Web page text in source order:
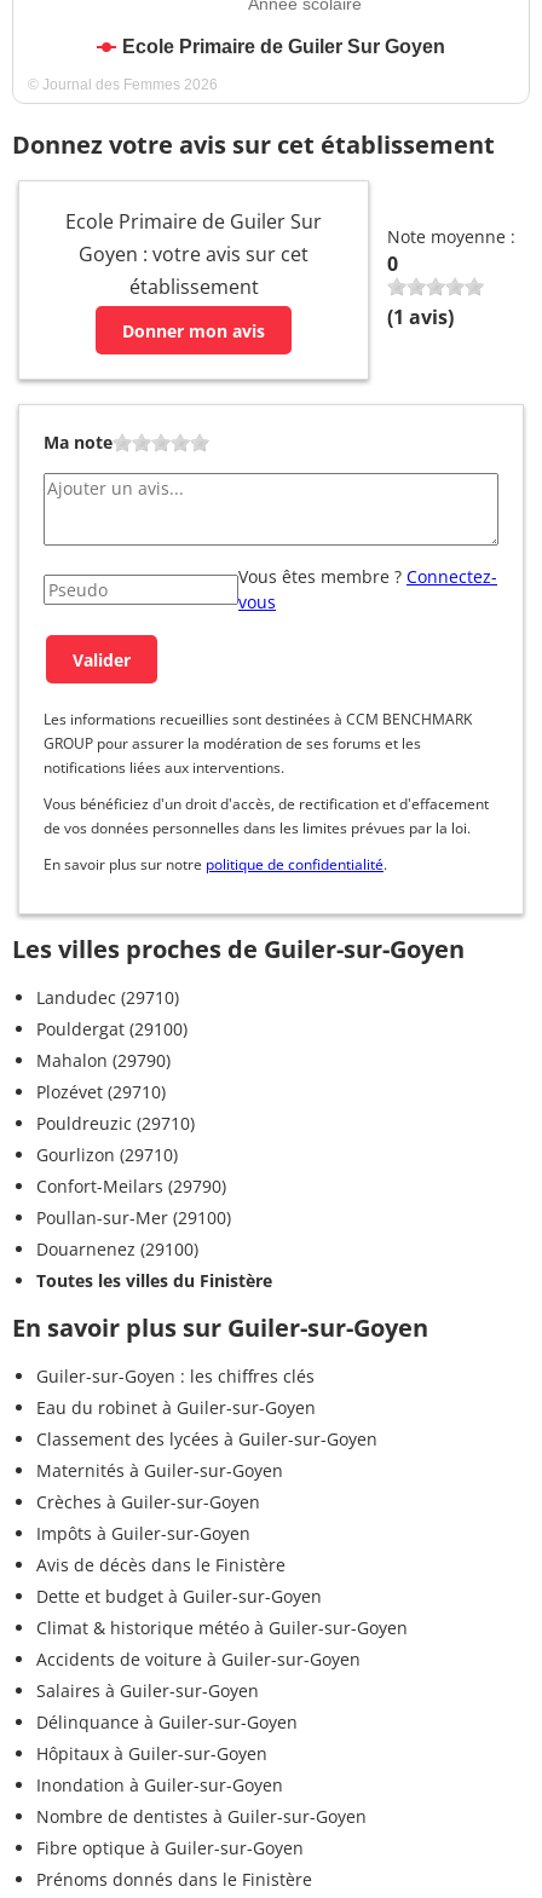
Année scolaire
Ecole Primaire de Guiler Sur Goyen
© Journal des Femmes 2026
Donnez votre avis sur cet établissement
Ecole Primaire de Guiler Sur
Goyen : votre avis sur cet
établissement
Donner mon avis
Note moyenne :
0
(1 avis)
Ma note
Vous êtes membre ? Connectez-
vous
Les informations recueillies sont destinées à CCM BENCHMARK
GROUP pour assurer la modération de ses forums et les
notifications liées aux interventions.
Vous bénéficiez d'un droit d'accès, de rectification et d'effacement
de vos données personnelles dans les limites prévues par la loi.
En savoir plus sur notre politique de confidentialité.
Les villes proches de Guiler-sur-Goyen
Landudec (29710)
Pouldergat (29100)
Mahalon (29790)
Plozévet (29710)
Pouldreuzic (29710)
Gourlizon (29710)
Confort-Meilars (29790)
Poullan-sur-Mer (29100)
Douarnenez (29100)
Toutes les villes du Finistère
En savoir plus sur Guiler-sur-Goyen
Guiler-sur-Goyen : les chiffres clés
Eau du robinet à Guiler-sur-Goyen
Classement des lycées à Guiler-sur-Goyen
Maternités à Guiler-sur-Goyen
Crèches à Guiler-sur-Goyen
Impôts à Guiler-sur-Goyen
Avis de décès dans le Finistère
Dette et budget à Guiler-sur-Goyen
Climat & historique météo à Guiler-sur-Goyen
Accidents de voiture à Guiler-sur-Goyen
Salaires à Guiler-sur-Goyen
Délinquance à Guiler-sur-Goyen
Hôpitaux à Guiler-sur-Goyen
Inondation à Guiler-sur-Goyen
Nombre de dentistes à Guiler-sur-Goyen
Fibre optique à Guiler-sur-Goyen
Prénoms donnés dans le Finistère